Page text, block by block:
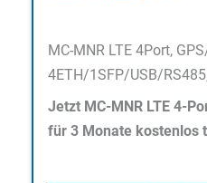
MC-MNR LTE 4Port,
4ETH/1SFP/USB/
Jetzt MC-MNR LTE 4-
für 3 Monate kostenlos